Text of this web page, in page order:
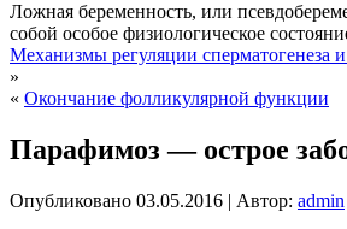
Ложная беременность, или
собой особое физиологическое
Механизмы регуляции сперматогенеза и
»
« Окончание фолликулярной функции
Парафимоз — острое
Опубликовано 03.05.2016 | Автор: admin